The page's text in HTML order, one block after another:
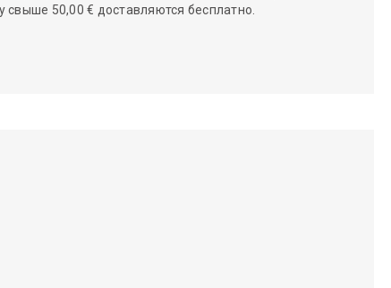
свыше 50,00 € доставляются бесплатно.